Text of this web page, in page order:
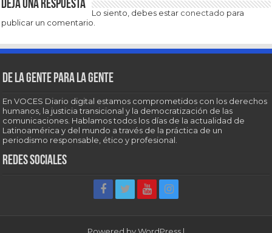
Deja una respuesta
Lo siento, debes estar conectado para
publicar un comentario.
De la gente para la gente
En VOCES Diario digital estamos comprometidos con los derechos
humanos, la justicia transicional y la democratización de las
comunicaciones. Hablamos todos los días de la actualidad de
Latinoamérica y del mundo a través de la práctica de un
periodismo responsable, ético y profesional.
Redes sociales
Powered byWordPress |